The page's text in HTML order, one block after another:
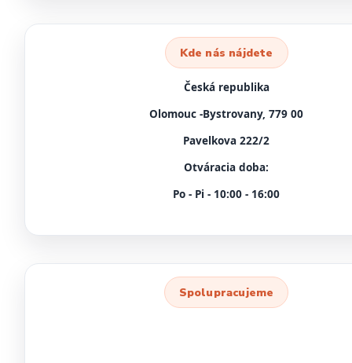
Kde nás nájdete
Česká republika
Olomouc -Bystrovany, 779 00
Pavelkova 222/2
Otváracia doba:
Po - Pi - 10:00 - 16:00
Spolupracujeme